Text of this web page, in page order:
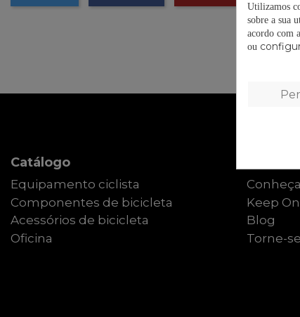
Catálogo
Equipamento ciclista
Componentes de bicicleta
Acessórios de bicicleta
Oficina
Keep
Blog
Torne-
Utilizamos
sobre a sua
acordo com
ou